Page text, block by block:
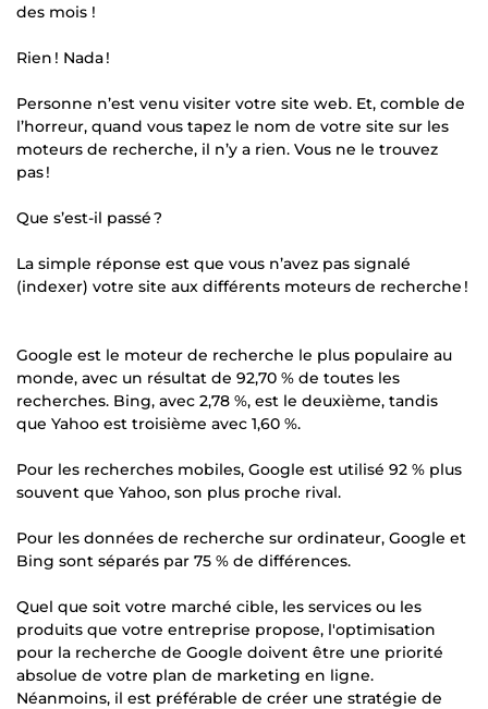
des mois !
Rien ! Nada !
Personne n’est venu visiter votre site web. Et, comble de
l’horreur, quand vous tapez le nom de votre site sur les
moteurs de recherche, il n’y a rien. Vous ne le trouvez
pas !
Que s’est-il passé ?
La simple réponse est que vous n’avez pas signalé
(indexer) votre site aux différents moteurs de recherche !
Google est le moteur de recherche le plus populaire au
monde, avec un résultat de 92,70 % de toutes les
recherches. Bing, avec 2,78 %, est le deuxième, tandis
que Yahoo est troisième avec 1,60 %.
Pour les recherches mobiles, Google est utilisé 92 % plus
souvent que Yahoo, son plus proche rival.
Pour les données de recherche sur ordinateur, Google et
Bing sont séparés par 75 % de différences.
Quel que soit votre marché cible, les services ou les
produits que votre entreprise propose, l'optimisation
pour la recherche de Google doivent être une priorité
absolue de votre plan de marketing en ligne.
Néanmoins, il est préférable de créer une stratégie de